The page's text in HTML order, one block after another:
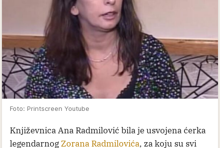
Foto: Printscreen Youtube
Književnica Ana Radmilović bila je usvojena ćerka
legendarnog Zorana Radmilovića, za koju su svi